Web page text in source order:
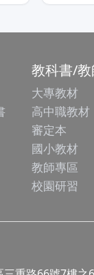
教科書/
大專教材
高中職教材
審定本
國小教材
教師專區
校園研習